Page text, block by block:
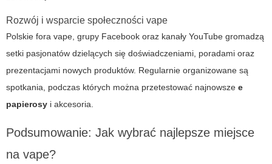
Rozwój i wsparcie społeczności vape
Polskie fora vape, grupy Facebook oraz kanały YouTube gromadzą
setki pasjonatów dzielących się doświadczeniami, poradami oraz
prezentacjami nowych produktów. Regularnie organizowane są
spotkania, podczas których można przetestować najnowsze e
papierosy i akcesoria.
Podsumowanie: Jak wybrać najlepsze miejsce
na vape?